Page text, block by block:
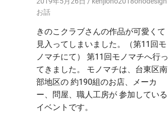
お話
きのこクラブさんの作品が可愛くて
見入ってしまいました。（第11回モ
ノマチにて） 第11回モノマチへ行っ
てきました。 モノマチは、台東区南
部地区の 約190組のお店、メーカ
ー、問屋、職人工房が 参加している
イベントです。